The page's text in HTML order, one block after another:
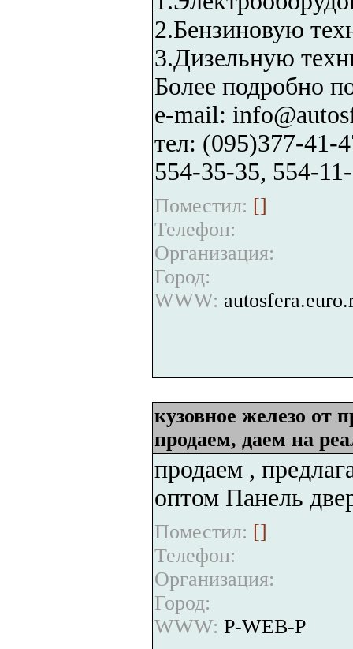
2.Бензиновую
3.Дизельную
Более подробно
e-mail:
тел: (095)377-41-
554-35-35, 554-
Поместил: []
Телефон:
Организация:
Город:
WWW:
кузовное железо от
продаем, даем на
продаем ,
оптом Панель
Поместил: []
Телефон:
Организация:
Город:
WWW: P-WEB-P